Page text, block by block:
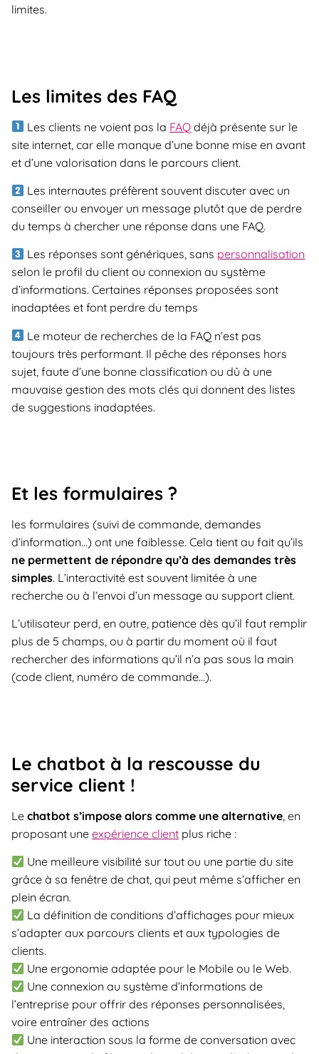
limites.
Les limites des FAQ
Les clients ne voient pas la FAQ déjà présente sur le
site internet, car elle manque d’une bonne mise en avant
et d’une valorisation dans le parcours client.
Les internautes préfèrent souvent discuter avec un
conseiller ou envoyer un message plutôt que de perdre
du temps à chercher une réponse dans une FAQ.
Les réponses sont génériques, sans personnalisation
selon le profil du client ou connexion au système
d’informations. Certaines réponses proposées sont
inadaptées et font perdre du temps
Le moteur de recherches de la FAQ n’est pas
toujours très performant. Il pêche des réponses hors
sujet, faute d’une bonne classification ou dû à une
mauvaise gestion des mots clés qui donnent des listes
de suggestions inadaptées.
Et les formulaires ?
les formulaires (suivi de commande, demandes
d’information…) ont une faiblesse. Cela tient au fait qu’ils
ne permettent de répondre qu’à des demandes très
simples. L’interactivité est souvent limitée à une
recherche ou à l’envoi d’un message au support client.
L’utilisateur perd, en outre, patience dès qu’il faut remplir
plus de 5 champs, ou à partir du moment où il faut
rechercher des informations qu’il n’a pas sous la main
(code client, numéro de commande…).
Le chatbot à la rescousse du
service client !
Le chatbot s’impose alors comme une alternative , en
proposant une expérience client plus riche :
Une meilleure visibilité sur tout ou une partie du site
grâce à sa fenêtre de chat, qui peut même s’afficher en
plein écran.
La définition de conditions d’affichages pour mieux
s’adapter aux parcours clients et aux typologies de
clients.
Une ergonomie adaptée pour le Mobile ou le Web.
Une connexion au système d’informations de
l’entreprise pour offrir des réponses personnalisées,
voire entraîner des actions
Une interaction sous la forme de conversation avec